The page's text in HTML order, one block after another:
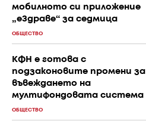
мобилното си приложение
„еЗдраве“ за седмица
ОБЩЕСТВО
КФН е готова с
подзаконовите промени за
въвеждането на
мултифондовата система
ОБЩЕСТВО